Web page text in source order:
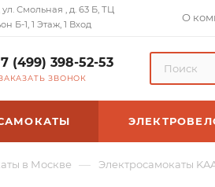
Смольная , д. 63 Б, ТЦ
Б-1, 1 Этаж, 1 Вход
О
(499) 398-52-53
ЗВОНОК
в Москве — Электросамокаты